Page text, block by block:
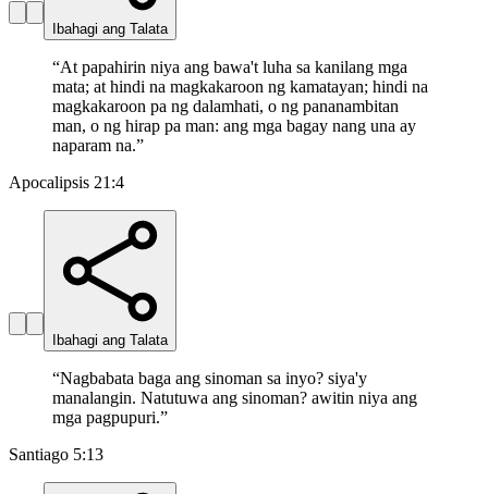
Ibahagi ang Talata
“At papahirin niya ang bawa't luha sa kanilang mga
mata; at hindi na magkakaroon ng kamatayan; hindi na
magkakaroon pa ng dalamhati, o ng pananambitan
man, o ng hirap pa man: ang mga bagay nang una ay
naparam na.”
Apocalipsis 21:4
Ibahagi ang Talata
“Nagbabata baga ang sinoman sa inyo? siya'y
manalangin. Natutuwa ang sinoman? awitin niya ang
mga pagpupuri.”
Santiago 5:13